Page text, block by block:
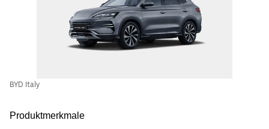
BYD Italy
Produktmerkmale